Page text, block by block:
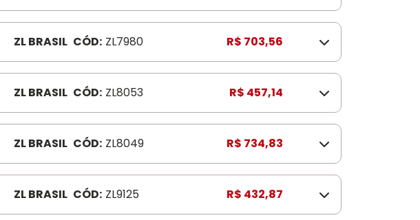
ZL BRASIL CÓD: ZL7980 R$ 703,56
ZL BRASIL CÓD: ZL8053 R$ 457,14
ZL BRASIL CÓD: ZL8049 R$ 734,83
ZL BRASIL CÓD: ZL9125 R$ 432,87